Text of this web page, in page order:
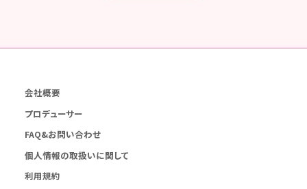
会社概要
プロデューサー
FAQ&お問い合わせ
個人情報の取扱いに関して
利用規約